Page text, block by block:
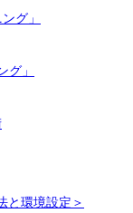
グ」
グ」
と環境設定＞